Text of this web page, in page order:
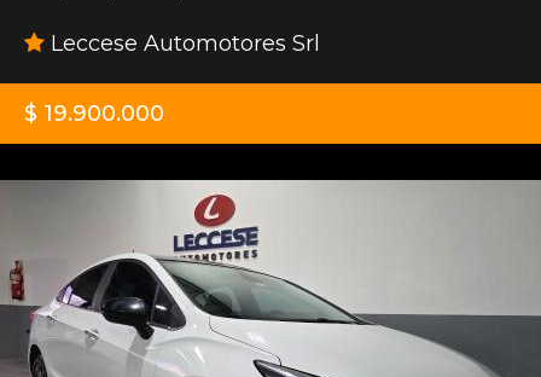
Leccese Automotores Srl
$ 19.900.000